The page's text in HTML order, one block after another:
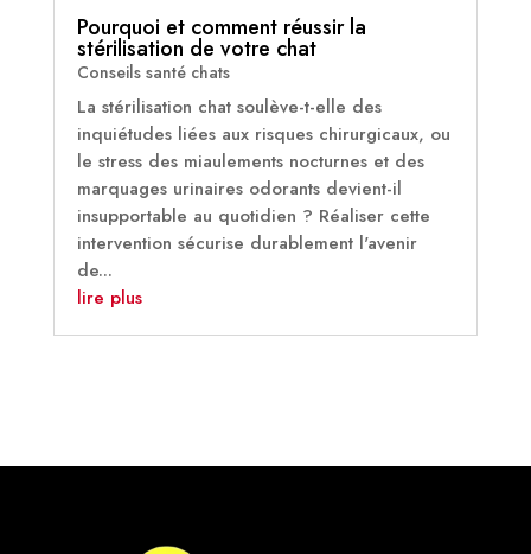
Pourquoi et comment réussir la
stérilisation de votre chat
Conseils santé chats
La stérilisation chat soulève-t-elle des
inquiétudes liées aux risques chirurgicaux, ou
le stress des miaulements nocturnes et des
marquages urinaires odorants devient-il
insupportable au quotidien ? Réaliser cette
intervention sécurise durablement l'avenir
de...
lire plus